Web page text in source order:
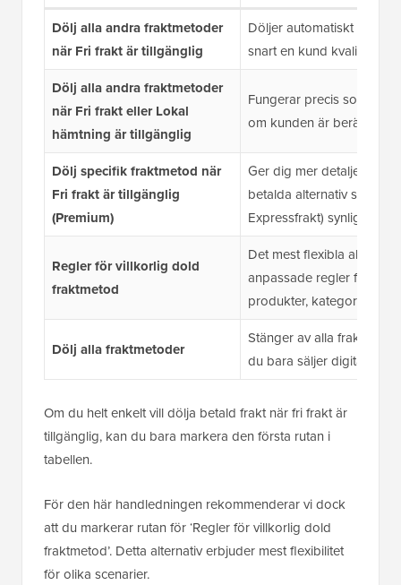
Dölj alla andra fraktmetoder
när Fri frakt är tillgänglig
Döljer automatiskt betalda
snart en kund kvalificerar
Dölj alla andra fraktmetoder
när Fri frakt eller Lokal
hämtning är tillgänglig
Fungerar precis som
om kunden är berättigad
Dölj specifik fraktmetod när
Fri frakt är tillgänglig
(Premium)
Ger dig mer detaljerad
betalda alternativ
Expressfrakt) synliga.
Regler för villkorlig dold
fraktmetod
Det mest flexibla
anpassade regler för att
produkter, kategorier,
Dölj alla fraktmetoder
Stänger av alla
du bara säljer digitala
Om du helt enkelt vill dölja betald frakt när fri frakt är
tillgänglig, kan du bara markera den första rutan i
tabellen.
För den här handledningen rekommenderar vi dock
att du markerar rutan för ‘Regler för villkorlig dold
fraktmetod’. Detta alternativ erbjuder mest flexibilitet
för olika scenarier.